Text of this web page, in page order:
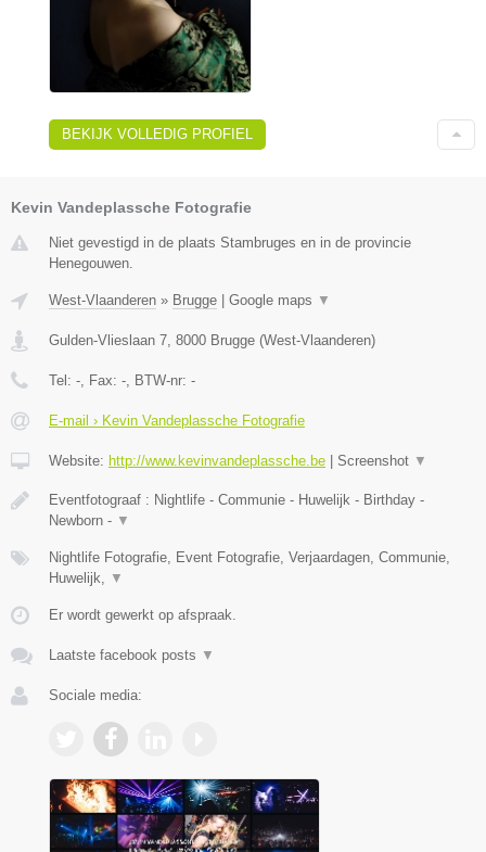
BEKIJK VOLLEDIG PROFIEL
Kevin Vandeplassche Fotografie
Niet gevestigd in de plaats Stambruges en in de provincie
Henegouwen.
West-Vlaanderen » Brugge Google maps ▼
Gulden-Vlieslaan 7, 8000 Brugge (West-Vlaanderen)
Tel: -, Fax: -, BTW-nr: -
E-mail › Kevin Vandeplassche Fotografie
Website: http://www.kevinvandeplassche.be Screenshot ▼
Eventfotograaf : Nightlife - Communie - Huwelijk - Birthday -
Newborn - ▼
Nightlife Fotografie, Event Fotografie, Verjaardagen, Communie,
Huwelijk, ▼
Er wordt gewerkt op afspraak.
Laatste facebook posts ▼
Sociale media: